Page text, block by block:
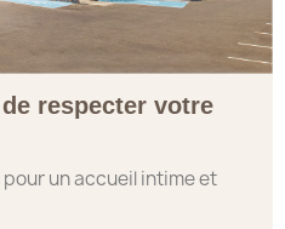
respecter votre
un accueil intime et